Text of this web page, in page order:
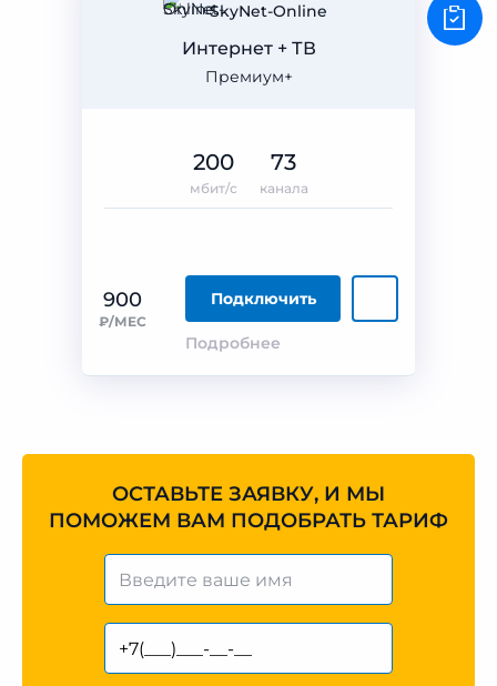
SkyNet-Online
Премиум+
Интернет + ТВ
900
₽/МЕС
Подключить
Подробнее
200
мбит/с
73
канала
ОСТАВЬТЕ ЗАЯВКУ, И МЫ
ПОМОЖЕМ ВАМ ПОДОБРАТЬ ТАРИФ